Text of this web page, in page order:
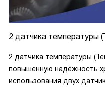
2 датчика температуры
2 датчика температуры
повышенную надёжность
использования двух